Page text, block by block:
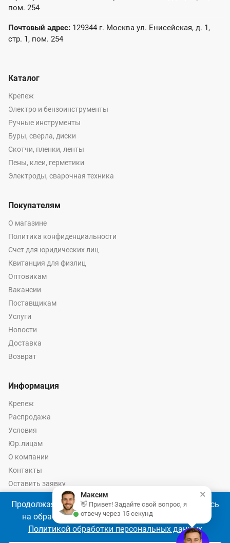
пом. 254
Почтовый адрес: 129344 г. Москва ул. Енисейская, д. 1,
стр. 1, пом. 254
Каталог
Крепеж
Электро и бензоинструменты
Ручные инструменты
Буры, сверла, диски
Скотчи, пленки, ленты
Пены, клеи, герметики
Электроды, сварочная техника
Покупателям
О магазине
Политика конфиденциальности
Счет для юридических лиц
Квитанция для физлиц
Оптовикам
Вакансии
Поставщикам
Услуги
Новости
Доставка
Возврат
Информация
Крепеж
Распродажа
Условия
Юр.лицам
О компании
Контакты
Оставить заявку
Калькулятор крепежа
© 2026 год Оптово-розничные продажи крепежа и инструмента -
Ремкреп.ру
Продолжая использовать наш сайт, Вы соглашаетесь
на обработку файлов cookie 🍪 в соответствии с
Политикой обработки персональных данных
×
Максим
👋 Привет! Задайте свой вопрос, я
отвечу через 15 секунд